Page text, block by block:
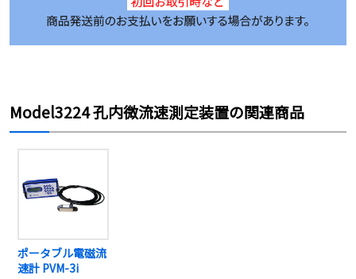
Model3224 孔内微流速測定装置の関連商品
ポータブル電磁流
速計 PVM-3i